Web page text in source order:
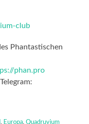
club
Phantastischen
phan.pro
, Europa,Quadruvium